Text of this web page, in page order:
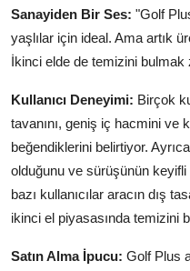
Sanayiden Bir Ses: "Golf
yaşlılar için ideal. Ama artık
İkinci elde de temizini bulmak
Kullanıcı Deneyimi: Birçok
tavanını, geniş iç hacmini ve
beğendiklerini belirtiyor.
olduğunu ve sürüşünün
bazı kullanıcılar aracın dış
ikinci el piyasasında temizini
Satın Alma İpucu: Golf Plus